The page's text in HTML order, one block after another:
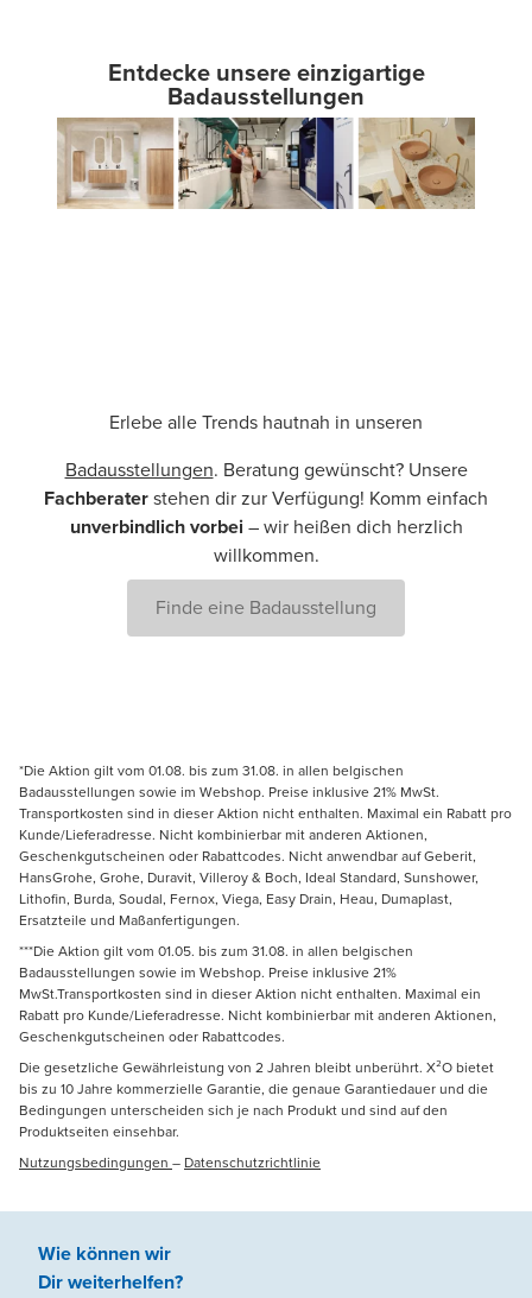
Entdecke unsere einzigartige
Badausstellungen
Erlebe alle Trends hautnah in unseren
Badausstellungen. Beratung gewünscht? Unsere
Fachberaterstehen dir zur Verfügung! Komm einfach
unverbindlich vorbei – wir heißen dich herzlich
willkommen.
Finde eine Badausstellung
*Die Aktion gilt vom 01.08. bis zum 31.08. in allen belgischen
Badausstellungen sowie im Webshop. Preise inklusive 21% MwSt.
Transportkosten sind in dieser Aktion nicht enthalten. Maximal ein Rabatt pro
Kunde/Lieferadresse. Nicht kombinierbar mit anderen Aktionen,
Geschenkgutscheinen oder Rabattcodes. Nicht anwendbar auf Geberit,
HansGrohe, Grohe, Duravit, Villeroy & Boch, Ideal Standard, Sunshower,
Lithofin, Burda, Soudal, Fernox, Viega, Easy Drain, Heau, Dumaplast,
Ersatzteile und Maßanfertigungen.
***Die Aktion gilt vom 01.05. bis zum 31.08. in allen belgischen
Badausstellungen sowie im Webshop. Preise inklusive 21%
MwSt.Transportkosten sind in dieser Aktion nicht enthalten. Maximal ein
Rabatt pro Kunde/Lieferadresse. Nicht kombinierbar mit anderen Aktionen,
Geschenkgutscheinen oder Rabattcodes.
Die gesetzliche Gewährleistung von 2 Jahren bleibt unberührt. X²O bietet
bis zu 10 Jahre kommerzielle Garantie, die genaue Garantiedauer und die
Bedingungen unterscheiden sich je nach Produkt und sind auf den
Produktseiten einsehbar.
Nutzungsbedingungen – Datenschutzrichtlinie
Wie können wir
Dir weiterhelfen?